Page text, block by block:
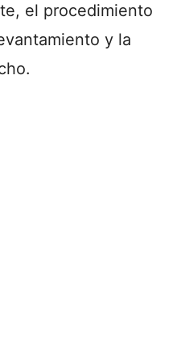
el procedimiento
y la